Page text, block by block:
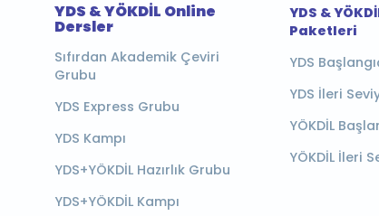
YDS & YÖKDİL Online
Dersler
Sıfırdan Akademik Çeviri
Grubu
YDS Express Grubu
YDS Kampı
YDS+YÖKDİL Hazırlık Grubu
YDS+YÖKDİL Kampı
YDS &
Paketleri
YDS
YDS İleri
YÖKDİL
YÖKDİL İleri